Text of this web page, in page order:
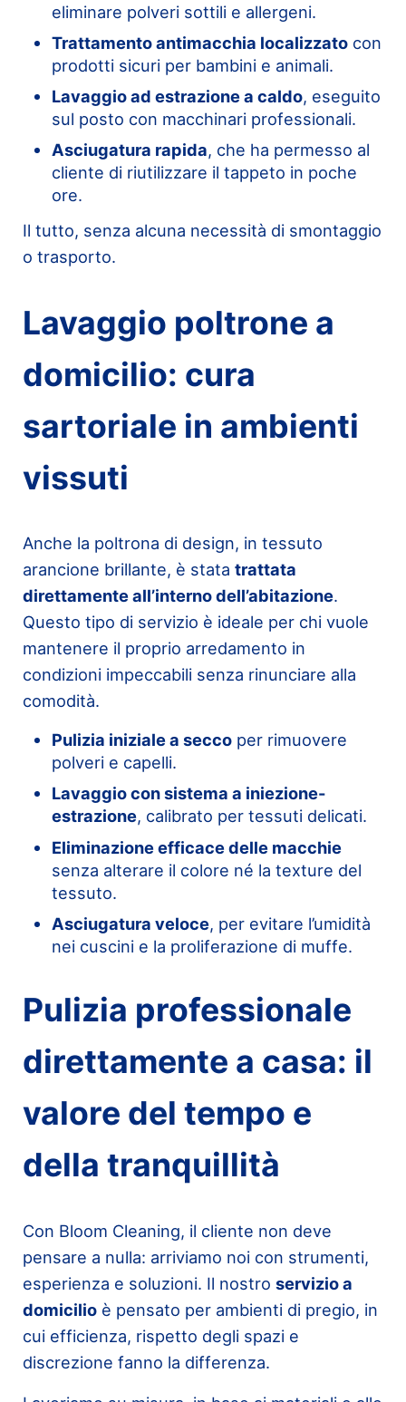
eliminare polveri sottili e allergeni.
Trattamento antimacchia localizzatocon
prodotti sicuri per bambini e animali.
Lavaggio ad estrazione a caldo, eseguito
sul posto con macchinari professionali.
Asciugatura rapida, che ha permesso al
cliente di riutilizzare il tappeto in poche
ore.
Il tutto, senza alcuna necessità di smontaggio
o trasporto.
Lavaggio poltrone a
domicilio: cura
sartoriale in ambienti
vissuti
Anche la poltrona di design, in tessuto
arancione brillante, è stata trattata
direttamente all’interno dell’abitazione.
Questo tipo di servizio è ideale per chi vuole
mantenere il proprio arredamento in
condizioni impeccabili senza rinunciare alla
comodità.
Pulizia iniziale a seccoper rimuovere
polveri e capelli.
Lavaggio con sistema a iniezione-
estrazione, calibrato per tessuti delicati.
Eliminazione efficace delle macchie
senza alterare il colore né la texture del
tessuto.
Asciugatura veloce, per evitare l’umidità
nei cuscini e la proliferazione di muffe.
Pulizia professionale
direttamente a casa: il
valore del tempo e
della tranquillità
Con Bloom Cleaning, il cliente non deve
pensare a nulla: arriviamo noi con strumenti,
esperienza e soluzioni. Il nostro servizio a
domicilio è pensato per ambienti di pregio, in
cui efficienza, rispetto degli spazi e
discrezione fanno la differenza.